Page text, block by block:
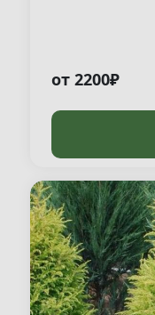
от 2200₽